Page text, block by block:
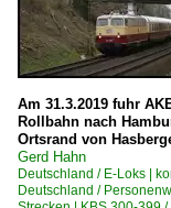
Am 31.3.2019 fuhr
Rollbahn nach
Ortsrand von
Gerd Hahn
Deutschland / E-Loks |
Deutschland /